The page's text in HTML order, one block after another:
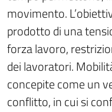
movimento.
prodotto di una
forza lavoro,
dei lavoratori.
concepite come un
conflitto, in cui si